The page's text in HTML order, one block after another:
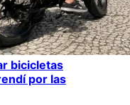
bicicletas
por las